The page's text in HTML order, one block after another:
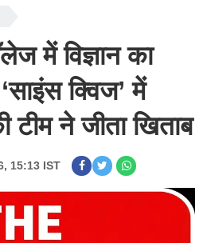
में विज्ञान का
क्विज’ में
ने जीता खिताब
15:13 IST